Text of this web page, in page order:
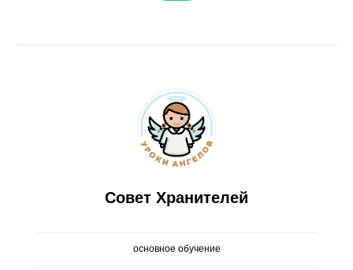
Совет Хранителей
основное обучение